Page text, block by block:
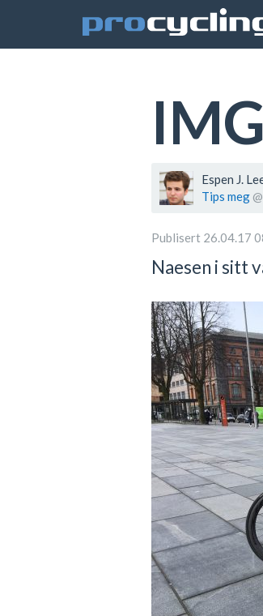
Espen J.
Tips meg
Publisert 26.04.17
Naesen i sitt